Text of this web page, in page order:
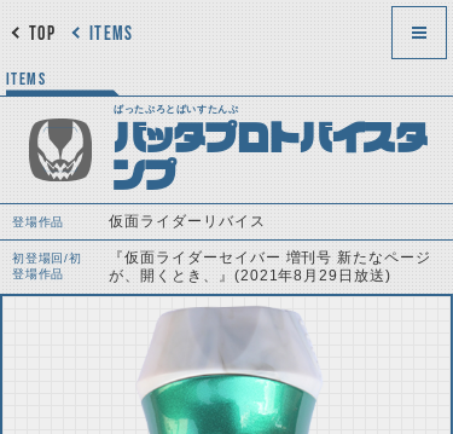
ITEMS
TOP
ITEMS
ばったぷろとばいすたんぷ
バッタプロトバイスタ
ンプ
登場作品 仮面ライダーリバイス
初登場回/初
登場作品
『仮面ライダーセイバー 増刊号 新たなページ
が、開くとき、』(2021年8月29日放送)